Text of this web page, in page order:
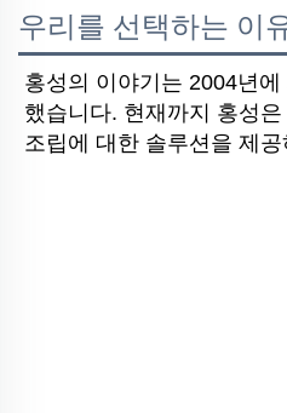
우리를 선택하는 이
홍성의 이야기는 2004년
했습니다. 현재까지 홍성
조립에 대한 솔루션을 제